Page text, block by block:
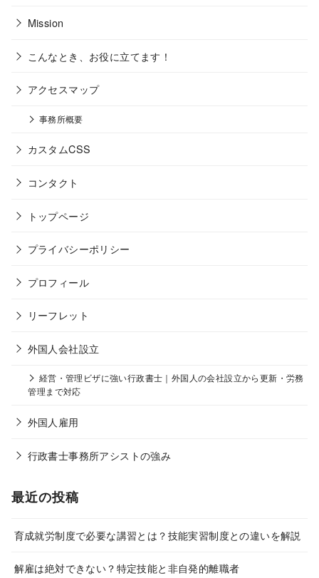
Mission
こんなとき、お役に立てます！
アクセスマップ
事務所概要
カスタムCSS
コンタクト
トップページ
プライバシーポリシー
プロフィール
リーフレット
外国人会社設立
経営・管理ビザに強い行政書士｜外国人の会社設立から更新・労務
管理まで対応
外国人雇用
行政書士事務所アシストの強み
最近の投稿
育成就労制度で必要な講習とは？技能実習制度との違いを解説
解雇は絶対できない？特定技能と非自発的離職者